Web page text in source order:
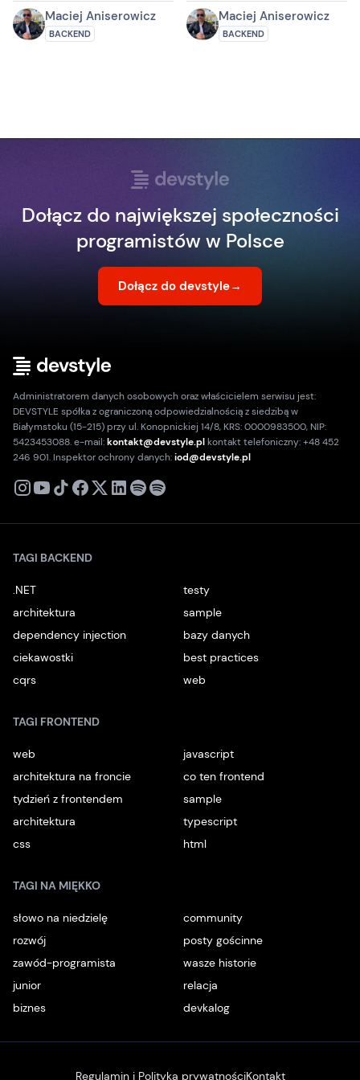
Maciej Aniserowicz
BACKEND
Maciej Aniserowicz
BACKEND
Dołącz do największej społeczności
programistów w Polsce
Dołącz do devstyle→
Administratorem danych osobowych oraz właścicielem serwisu jest:
DEVSTYLE spółka z ograniczoną odpowiedzialnością z siedzibą w
Białymstoku (15-215) przy ul. Konopnickiej 14/8, KRS: 0000983500, NIP:
5423453088. e-mail:kontakt@devstyle.plkontakt telefoniczny: +48 452
246 901. Inspektor ochrony danych:iod@devstyle.pl
X
TAGI BACKEND
.NET
testy
architektura
sample
dependency injection
bazy danych
ciekawostki
best practices
cqrs
web
TAGI FRONTEND
web
javascript
architektura na froncie
co ten frontend
tydzień z frontendem
sample
architektura
typescript
css
html
TAGI NA MIĘKKO
słowo na niedzielę
community
rozwój
posty gościnne
zawód-programista
wasze historie
junior
relacja
biznes
devkalog
Regulamin i Polityka prywatnościKontakt